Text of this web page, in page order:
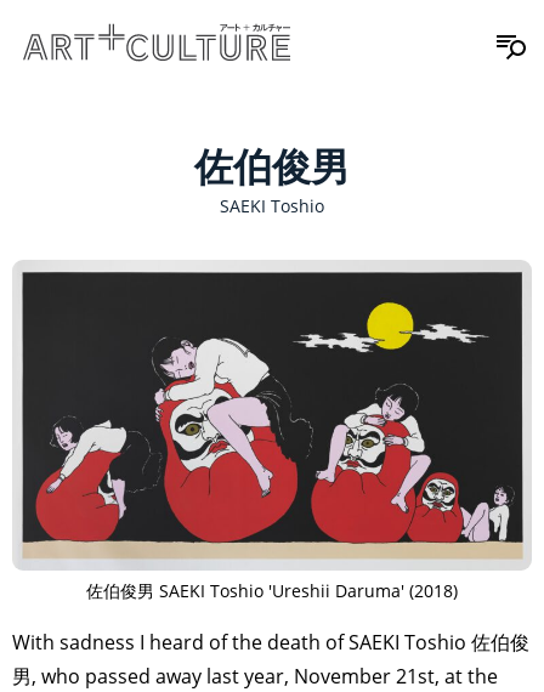
佐伯俊男
SAEKI Toshio
佐伯俊男 SAEKI Toshio 'Ureshii Daruma' (2018)
With sadness I heard of the death of SAEKI Toshio 佐伯俊
男, who passed away last year, November 21st, at the